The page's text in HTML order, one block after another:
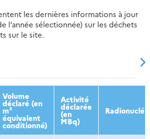
les dernières informations à jour
l’année sélectionnée) sur les déchets
sur le site.
2014 2015 2016
Volume
déclaré (en
m³
équivalent
conditionné)
Activité
déclarée
(en
MBq)